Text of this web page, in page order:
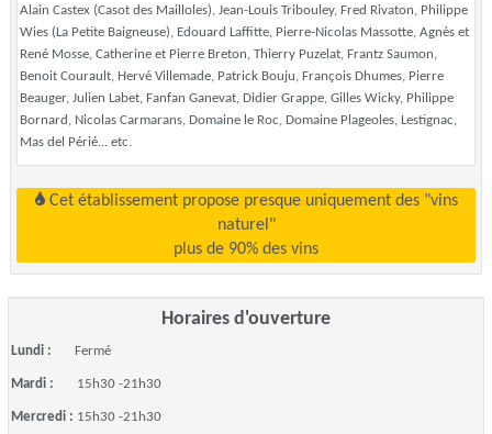
Alain Castex (Casot des Mailloles), Jean-Louis Tribouley, Fred Rivaton, Philippe
Wies (La Petite Baigneuse), Edouard Laffitte, Pierre-Nicolas Massotte, Agnès et
René Mosse, Catherine et Pierre Breton, Thierry Puzelat, Frantz Saumon,
Benoit Courault, Hervé Villemade, Patrick Bouju, François Dhumes, Pierre
Beauger, Julien Labet, Fanfan Ganevat, Didier Grappe, Gilles Wicky, Philippe
Bornard, Nicolas Carmarans, Domaine le Roc, Domaine Plageoles, Lestignac,
Mas del Périé... etc.
Cet établissement propose presque uniquement des "vins
naturel"
plus de 90% des vins
Horaires d'ouverture
Lundi : Fermé
Mardi : 15h30 -21h30
Mercredi : 15h30 -21h30